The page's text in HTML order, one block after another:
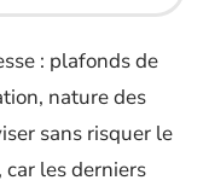
: plafonds de
nature des
sans risquer le
les derniers